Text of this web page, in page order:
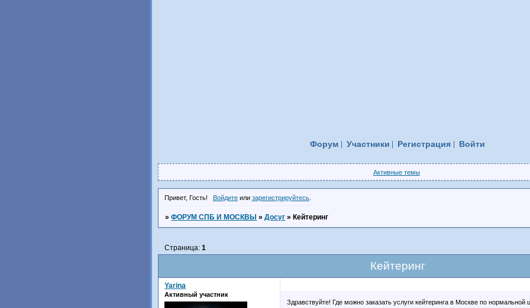
Форум Участники Регистрация Войти
Активные темы
Привет, Гость! Войдитеили зарегистрируйтесь.
»ФОРУМ СПБ И МОСКВЫ »Досуг » Кейтеринг
Кейтеринг
Страница:1
Yarina
Активный участник
Здравствуйте! Где можно заказать услуги кейтеринга в Москве по нормальной